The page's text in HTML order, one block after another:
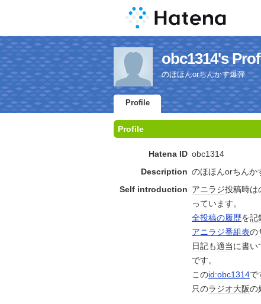
obc1314's
のほほんorちんかす爆弾
Profile
Profile
Hatena ID obc1314
Description のほほんorちんか
Self introduction アニラジ投稿時は
っています。
全投稿の履歴を記
アニラジ番組表の
日記も適当に書い
です。
このid:obc1314で
只のラジオ大阪の